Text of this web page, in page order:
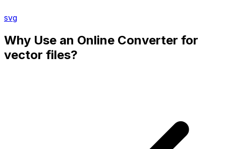
svg
Why Use an Online Converter for
vector files?